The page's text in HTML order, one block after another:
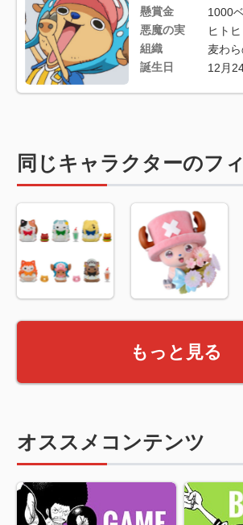
懸賞金
1000
悪魔の実
ヒト
組織
麦わ
誕生日
12月
同じキャラクターのフ
もっと見る
オススメコンテンツ